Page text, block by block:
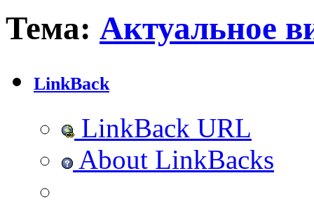
Тема: Актуальное
LinkBack
LinkBack URL
About LinkBacks